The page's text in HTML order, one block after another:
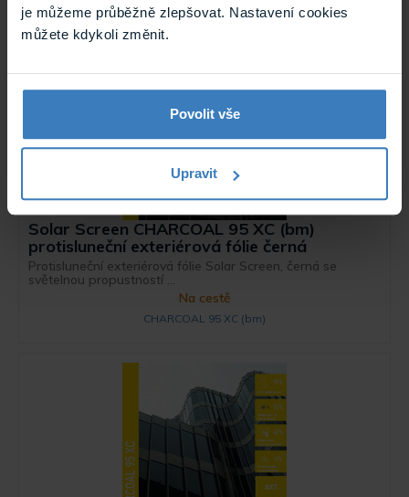
je můžeme průběžně zlepšovat. Nastavení cookies
můžete kdykoli změnit.
Povolit vše
Upravit
AZUR 80 XC
Solar Screen CHARCOAL 95 XC (bm)
protisluneční exteriérová fólie černá
Protisluneční exteriérová fólie Solar Screen, černá se
světelnou propustností ...
Na cestě
CHARCOAL 95 XC (bm)